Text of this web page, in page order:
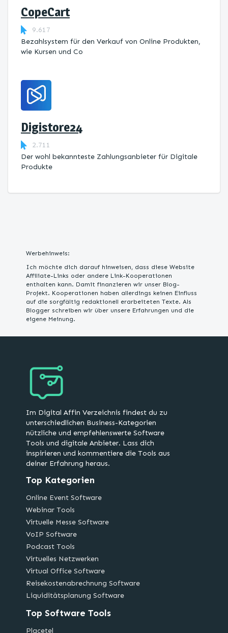
CopeCart
9.617
Bezahlsystem für den Verkauf von Online Produkten,
wie Kursen und Co
Digistore24
2.711
Der wohl bekannteste Zahlungsanbieter für Digitale
Produkte
Werbehinweis:
Ich möchte dich darauf hinweisen, dass diese Website
Affiliate-Links oder andere Link-Kooperationen
enthalten kann. Damit finanzieren wir unser Blog-
Projekt. Kooperationen haben allerdings keinen Einfluss
auf die sorgfältig redaktionell erarbeiteten Texte. Als
Blogger schreiben wir über unsere Erfahrungen und die
eigene Meinung.
Im Digital Affin Verzeichnis findest du zu
unterschiedlichen Business-Kategorien
nützliche und empfehlenswerte Software
Tools und digitale Anbieter. Lass dich
inspirieren und kommentiere die Tools aus
deiner Erfahrung heraus.
Top Kategorien
Online Event Software
Webinar Tools
Virtuelle Messe Software
VoIP Software
Podcast Tools
Virtuelles Netzwerken
Virtual Office Software
Reisekostenabrechnung Software
Liquiditätsplanung Software
Top Software Tools
Placetel